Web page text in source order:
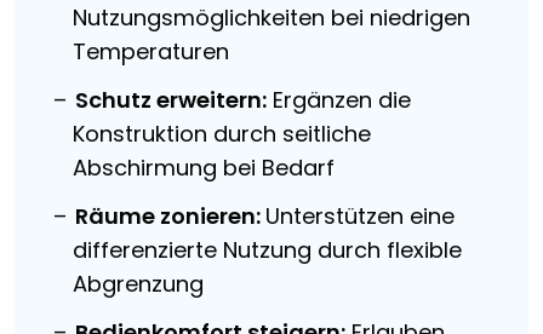
Nutzungsmöglichkeiten bei niedrigen
Temperaturen
Schutz erweitern: Ergänzen die
Konstruktion durch seitliche
Abschirmung bei Bedarf
Räume zonieren: Unterstützen eine
differenzierte Nutzung durch flexible
Abgrenzung